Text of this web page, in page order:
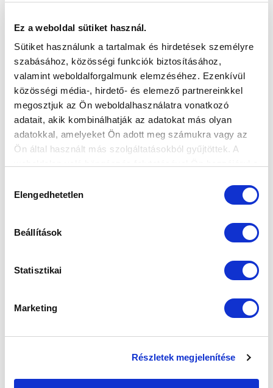
Ez a weboldal sütiket használ.
Sütiket használunk a tartalmak és hirdetések személyre
szabásához, közösségi funkciók biztosításához,
valamint weboldalforgalmunk elemzéséhez. Ezenkívül
közösségi média-, hirdető- és elemező partnereinkkel
megosztjuk az Ön weboldalhasználatra vonatkozó
adatait, akik kombinálhatják az adatokat más olyan
adatokkal, amelyeket Ön adott meg számukra vagy az
Ön által használt más szolgáltatásokból gyűjtöttek. A
kiválasztása
Elengedhetetlen
Beállítások
Statisztikai
Marketing
Részletek megjelenítése